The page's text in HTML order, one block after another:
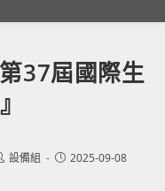
37屆國際生
設備組
Post2025-09-08